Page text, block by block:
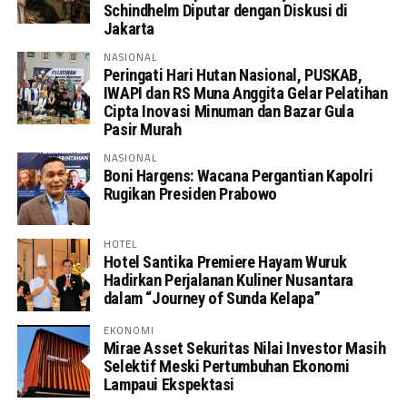
Schindhelm Diputar dengan Diskusi di
Jakarta
NASIONAL
Peringati Hari Hutan Nasional, PUSKAB,
IWAPI dan RS Muna Anggita Gelar Pelatihan
Cipta Inovasi Minuman dan Bazar Gula
Pasir Murah
NASIONAL
Boni Hargens: Wacana Pergantian Kapolri
Rugikan Presiden Prabowo
HOTEL
Hotel Santika Premiere Hayam Wuruk
Hadirkan Perjalanan Kuliner Nusantara
dalam “Journey of Sunda Kelapa”
EKONOMI
Mirae Asset Sekuritas Nilai Investor Masih
Selektif Meski Pertumbuhan Ekonomi
Lampaui Ekspektasi